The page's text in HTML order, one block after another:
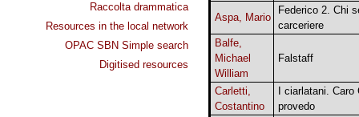
Raccolta drammatica
Resources in the local network
OPAC SBN Simple search
Digitised resources
Aspa, Mario
Federico 2. Chi
carceriere
Balfe,
Michael
William
Falstaff
Carletti,
Costantino
I ciarlatani.
provedo